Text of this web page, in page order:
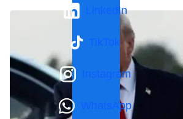
LinkedIn
TikTok
Instagram
WhatsApp